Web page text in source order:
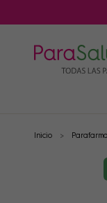
Inicio